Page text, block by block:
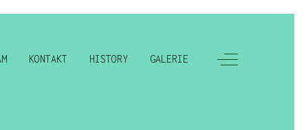
KONTAKT HISTORY GALERIE Off-Canvas